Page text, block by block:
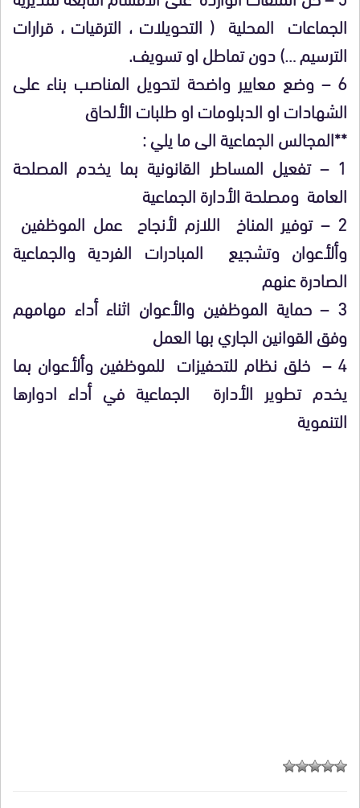
الجماعات المحلية ( التحويلات ، الترقيات ، قرارات
الترسيم …) دون تماطل او تسويف.
6 – وضع معايير واضحة لتحويل المناصب بناء على
الشهادات او الدبلومات او طلبات الألحاق
**المجالس الجماعية الى ما يلي :
1 – تفعيل المساطر القانونية بما يخدم المصلحة
العامة ومصلحة الأدارة الجماعية
2 – توفير المناخ اللازم لأنجاح عمل الموظفين
وألأعوان وتشجيع المبادرات الفردية والجماعية
الصادرة عنهم
3 – حماية الموظفين والأعوان اثناء أداء مهامهم
وفق القوانين الجاري بها العمل
4 – خلق نظام للتحفيزات للموظفين وألأعوان بما
يخدم تطوير الأدارة الجماعية في أداء ادوارها
التنموية